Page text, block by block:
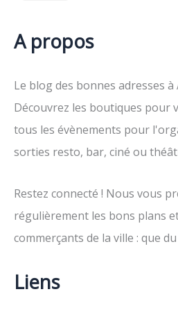
A propos
Le blog des bonnes adresses à
Découvrez les boutiques pour
tous les évènements pour
sorties resto, bar, ciné ou
Restez connecté ! Nous vous
régulièrement les bons plans
commerçants de la ville : que
Liens